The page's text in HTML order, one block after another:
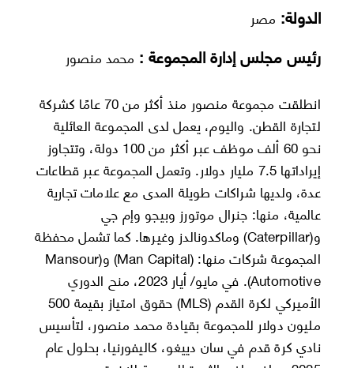
الدولة: مصر
رئيس مجلس إدارة المجموعة : محمد منصور
انطلقت مجموعة منصور منذ أكثر من 70 عامًا كشركة
لتجارة القطن. واليوم، يعمل لدى المجموعة العائلية
نحو 60 ألف موظف عبر أكثر من 100 دولة، وتتجاوز
إيراداتها 7.5 مليار دولار. وتعمل المجموعة عبر قطاعات
عدة، ولديها شراكات طويلة المدى مع علامات تجارية
عالمية، منها: جنرال موتورز وبيجو وإم جي
و(Caterpillar) وماكدونالدز وغيرها. كما تشمل محفظة
المجموعة شركات منها: (Man Capital) و(Mansour
Automotive). في مايو/ أيار 2023، منح الدوري
الأميركي لكرة القدم (MLS) حقوق امتياز بقيمة 500
مليون دولار للمجموعة بقيادة محمد منصور، لتأسيس
نادي كرة قدم في سان دييغو، كاليفورنيا، بحلول عام